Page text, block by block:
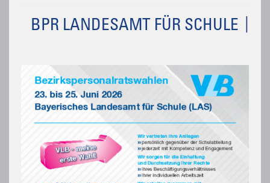
BPR LANDESAMT FÜR SCHULE